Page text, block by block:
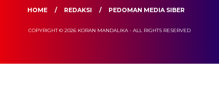
HOME REDAKSI PEDOMAN MEDIA SIBER
COPYRIGHT © 2026 KORAN MANDALIKA - ALL RIGHTS RESERVED